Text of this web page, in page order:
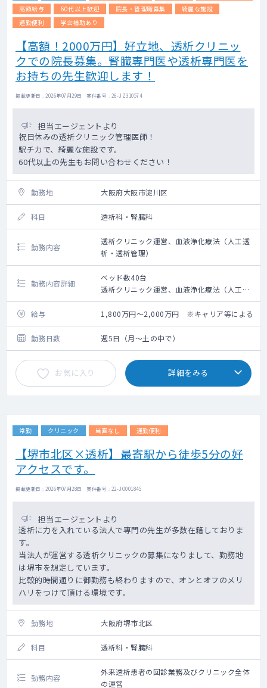
高額給与
60代以上歓迎 院長・管理職募集
綺麗な施設
通勤便利
学会補助あり
【高額！2000万円】好立地、透析クリニッ
クでの院長募集。腎臓専門医や透析専門医を
お持ちの先生歓迎します！
掲載更新日 : 2026年07月29日 案件番号 : 26-JZ310574
担当エージェントより
祝日休みの透析クリニック管理医師！
駅チカで、綺麗な施設です。
60代以上の先生もお問い合わせください！
勤務地 大阪府大阪市淀川区
科目 透析科・腎臓科
勤務内容
透析クリニック運営、血液浄化療法（人工透
析・透析管理）
勤務内容詳細
ベッド数40台
透析クリニック運営、血液浄化療法（人工透
析・透析管理）
給与
1,800万円～2,000万円 ※キャリア等による
勤務日数 週5日（月～土の中で）
お気に入り 詳細をみる
常勤 クリニック 当直なし 通勤便利
【堺市北区×透析】最寄駅から徒歩5分の好
アクセスです。
掲載更新日 : 2026年07月28日 案件番号 : 22-JO001845
担当エージェントより
透析に力を入れている法人で専門の先生が多数在籍しておりま
す。
当法人が運営する透析クリニックの募集になりまして、勤務地
は堺市を想定しています。
比較的時間通りに御勤務も終わりますので、オンとオフのメリ
ハリをつけて頂ける環境です。
勤務地 大阪府堺市北区
科目 透析科・腎臓科
勤務内容
外来透析患者の回診業務及びクリニック全体
の運営